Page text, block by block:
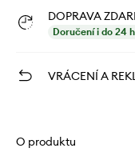
DOPRAVA
Doručení i do 24
VRÁCENÍ A
O produktu